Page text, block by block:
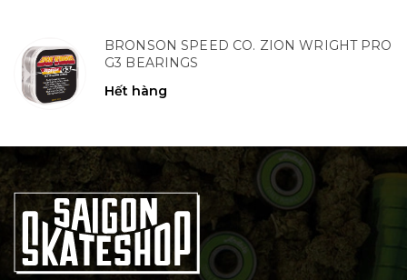
BRONSON SPEED CO. ZION WRIGHT PRO
G3 BEARINGS
Hết hàng